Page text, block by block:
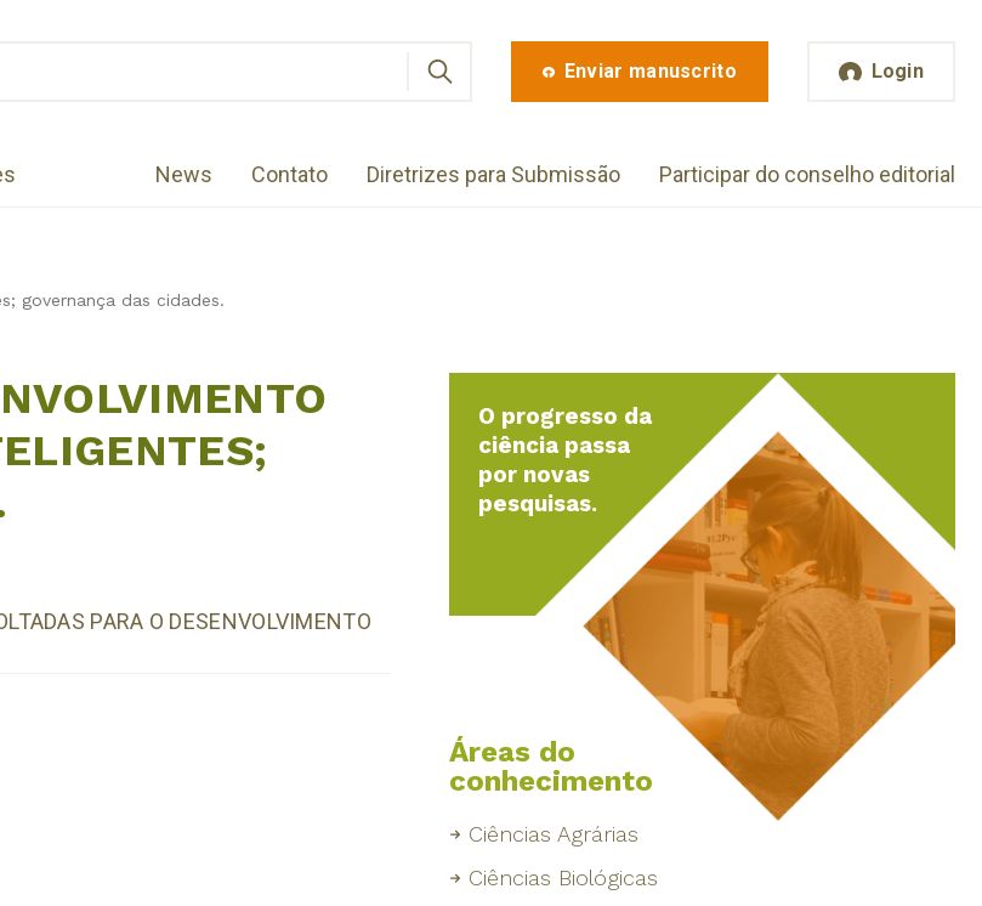
Enviar manuscrito Login
News Contato Diretrizes para Submissão Participar do conselho editorial
governança das cidades.
PARA O DESENVOLVIMENTO
O progresso da
ciência passa
por novas
pesquisas.
Áreas do
conhecimento
Ciências Agrárias
Ciências Biológicas